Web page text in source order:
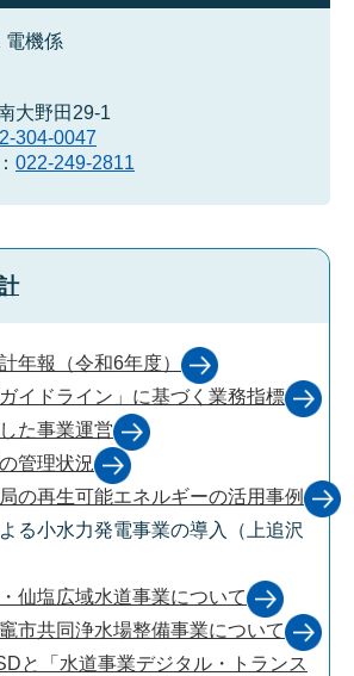
電機係
大野田29-1
304-0047
022-249-2811
年報（令和6年度）
ガイドライン」に基づく業務指標
た事業運営
管理状況
の再生可能エネルギーの活用事例
る小水力発電事業の導入（上追沢
仙塩広域水道事業について
市共同浄水場整備事業について
と「水道事業デジタル・トランス